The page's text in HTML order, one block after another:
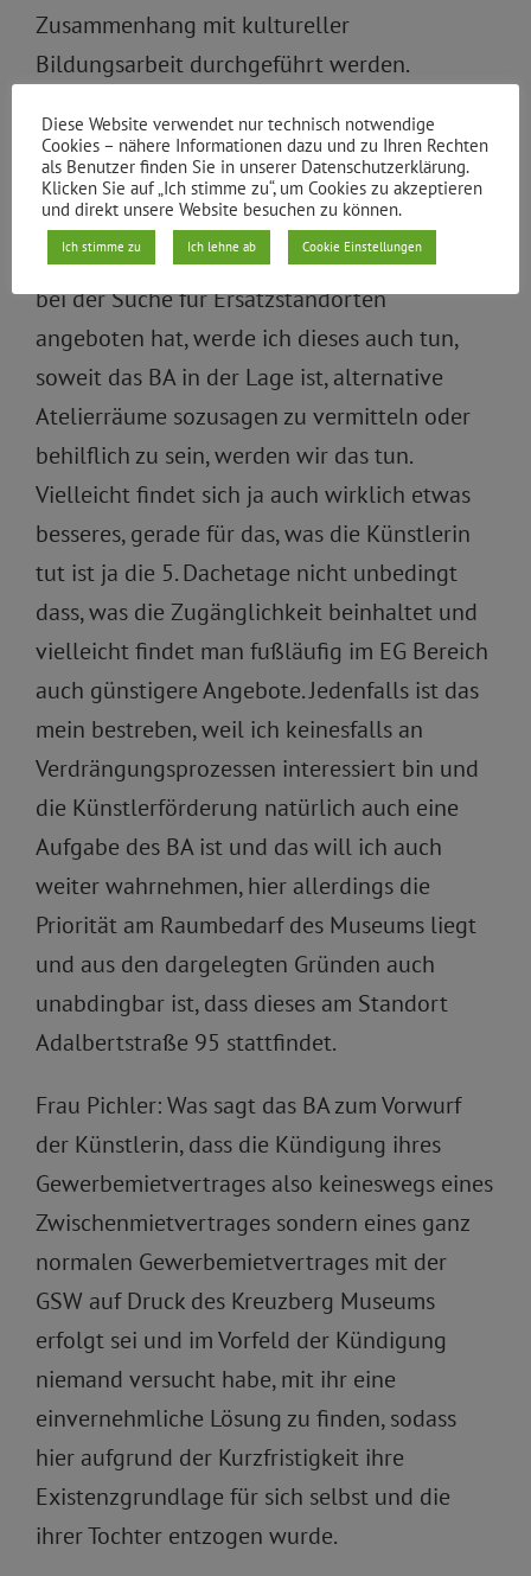
Zusammenhang mit kultureller
Bildungsarbeit durchgeführt werden.
Künstlerin zu sprechen ist aus meiner Sicht
nicht gerechtfertigt. Wir stehen mit der
Künstlerin auch in Kontakt und ich werde
neben der GSW, die auch ihre Unterstützung
bei der Suche für Ersatzstandorten
angeboten hat, werde ich dieses auch tun,
soweit das BA in der Lage ist, alternative
Atelierräume sozusagen zu vermitteln oder
behilflich zu sein, werden wir das tun.
Vielleicht findet sich ja auch wirklich etwas
besseres, gerade für das, was die Künstlerin
tut ist ja die 5. Dachetage nicht unbedingt
dass, was die Zugänglichkeit beinhaltet und
vielleicht findet man fußläufig im EG Bereich
auch günstigere Angebote. Jedenfalls ist das
mein bestreben, weil ich keinesfalls an
Verdrängungsprozessen interessiert bin und
die Künstlerförderung natürlich auch eine
Aufgabe des BA ist und das will ich auch
weiter wahrnehmen, hier allerdings die
Priorität am Raumbedarf des Museums liegt
und aus den dargelegten Gründen auch
unabdingbar ist, dass dieses am Standort
Adalbertstraße 95 stattfindet.
Frau Pichler: Was sagt das BA zum Vorwurf
der Künstlerin, dass die Kündigung ihres
Gewerbemietvertrages also keineswegs eines
Zwischenmietvertrages sondern eines ganz
normalen Gewerbemietvertrages mit der
GSW auf Druck des Kreuzberg Museums
erfolgt sei und im Vorfeld der Kündigung
niemand versucht habe, mit ihr eine
einvernehmliche Lösung zu finden, sodass
hier aufgrund der Kurzfristigkeit ihre
Existenzgrundlage für sich selbst und die
ihrer Tochter entzogen wurde.
Diese Website verwendet nur technisch notwendige
Cookies – nähere Informationen dazu und zu Ihren Rechten
als Benutzer finden Sie in unserer Datenschutzerklärung.
Klicken Sie auf „Ich stimme zu“, um Cookies zu akzeptieren
und direkt unsere Website besuchen zu können.
Ich stimme zu Ich lehne ab Cookie Einstellungen